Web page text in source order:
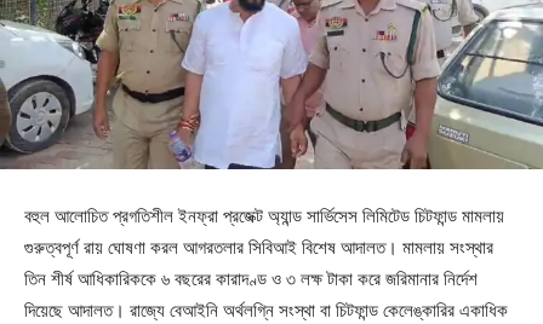
বহুল আলোচিত প্রগতিশীল ইনফ্রা প্রজেক্ট অ্যান্ড সার্ভিসেস লিমিটেড চিটফান্ড মামলায়
গুরুত্বপূর্ণ রায় ঘোষণা করল আগরতলার সিবিআই বিশেষ আদালত। মামলায় সংস্থার
তিন শীর্ষ আধিকারিককে ৬ বছরের কারাদণ্ড ও ৩ লক্ষ টাকা করে জরিমানার নির্দেশ
দিয়েছে আদালত। রাজ্যে বেআইনি অর্থলগ্নি সংস্থা বা চিটফান্ড কেলেঙ্কারির একাধিক